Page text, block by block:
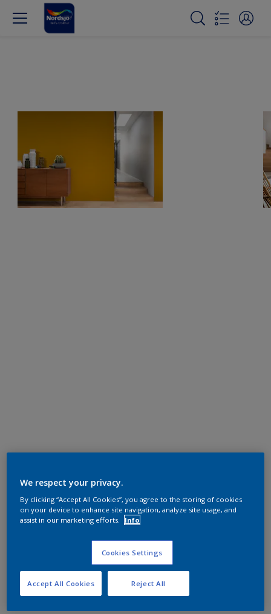
We respect your privacy.
By clicking “Accept All Cookies”, you agree to the storing of cookies
on your device to enhance site navigation, analyze site usage, and
assist in our marketing efforts.
Info
Cookies Settings
Reject All
Accept All Cookies